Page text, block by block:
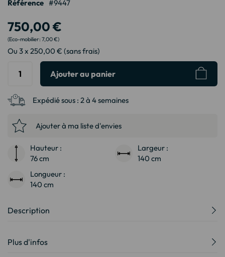
Galerie
Référence 9447
750,00 €
7,00 €
Ou 3 x 250,00 € (sans frais)
Ajouter au panier
Expédié sous : 2 à 4 semaines
Ajouter à ma liste d'envies
Hauteur :
76 cm
Largeur :
140 cm
Longueur :
140 cm
Description
Plus d'infos